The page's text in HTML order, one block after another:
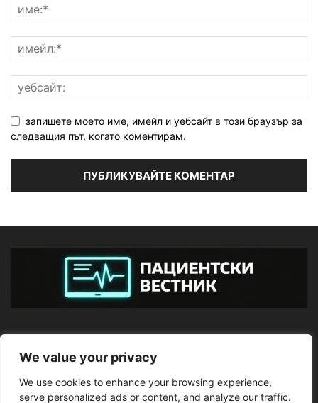
We value your privacy
We use cookies to enhance your browsing experience,
serve personalized ads or content, and analyze our traffic.
запишете моето име, имейл и уебсайт в този браузър за
следващия път, когато коментирам.
ПОСЛЕДВАЙТЕ НИ